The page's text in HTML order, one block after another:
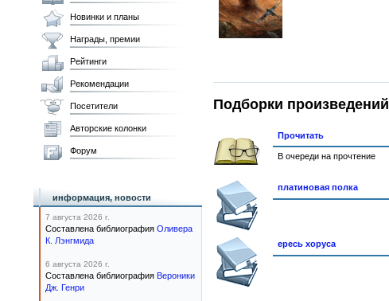
Подборки произведений
Прочитать
В очереди на прочтение
платиновая полка
ересь хоруса
Новинки и планы
Награды, премии
Рейтинги
Рекомендации
Посетители
Авторские колонки
Форум
информация, новости
7 августа 2026 г.
Составлена библиография Оливера
К. Лэнгмида
6 августа 2026 г.
Составлена библиография Вероники
Дж. Генри